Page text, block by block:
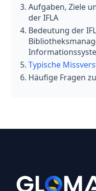
Aufgaben, Ziele
der IFLA
Bedeutung der
Typische
Häufige Fragen